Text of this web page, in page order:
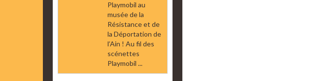
Playmobil au
musée de la
Résistance et de
la Déportation de
l’Ain ! Au fil des
scénettes
Playmobil ...